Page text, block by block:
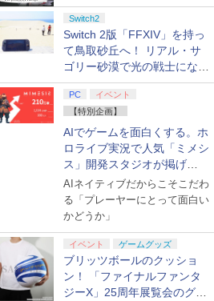
Switch2
Switch 2版「FFXIV」を持っ
て鳥取砂丘へ！ リアル・サ
ゴリー砂漠で光の戦士になっ
てみた
PC
イベント
【特別企画】
AIでゲームを面白くする。ホ
ロライブ実況で人気「ミメシ
ス」開発スタジオが掲げ
る“AI活用の信念”とは？【講
演レポート】
AIネイティブだからこそこだわ
る「プレーヤーにとって面白い
かどうか」
イベント ゲームグッズ
ブリッツボールのクッショ
ン！ 「ファイナルファンタ
ジーX」25周年展覧会のグッ